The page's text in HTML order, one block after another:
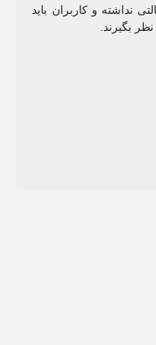
نداشته و کاربران باید
بگیرند.